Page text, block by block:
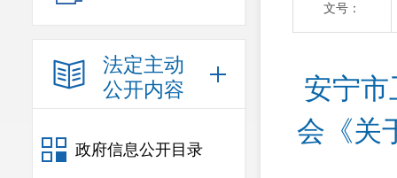
法定主动
公开内容
政府信息公开目录
文号：
安宁
会《关